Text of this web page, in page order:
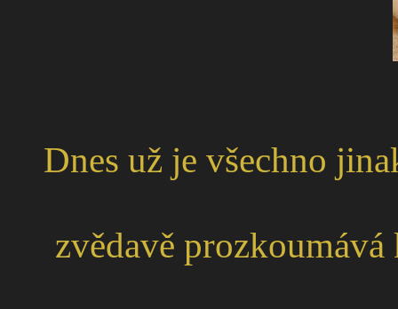
Dnes už je všechno
zvědavě prozkoumává